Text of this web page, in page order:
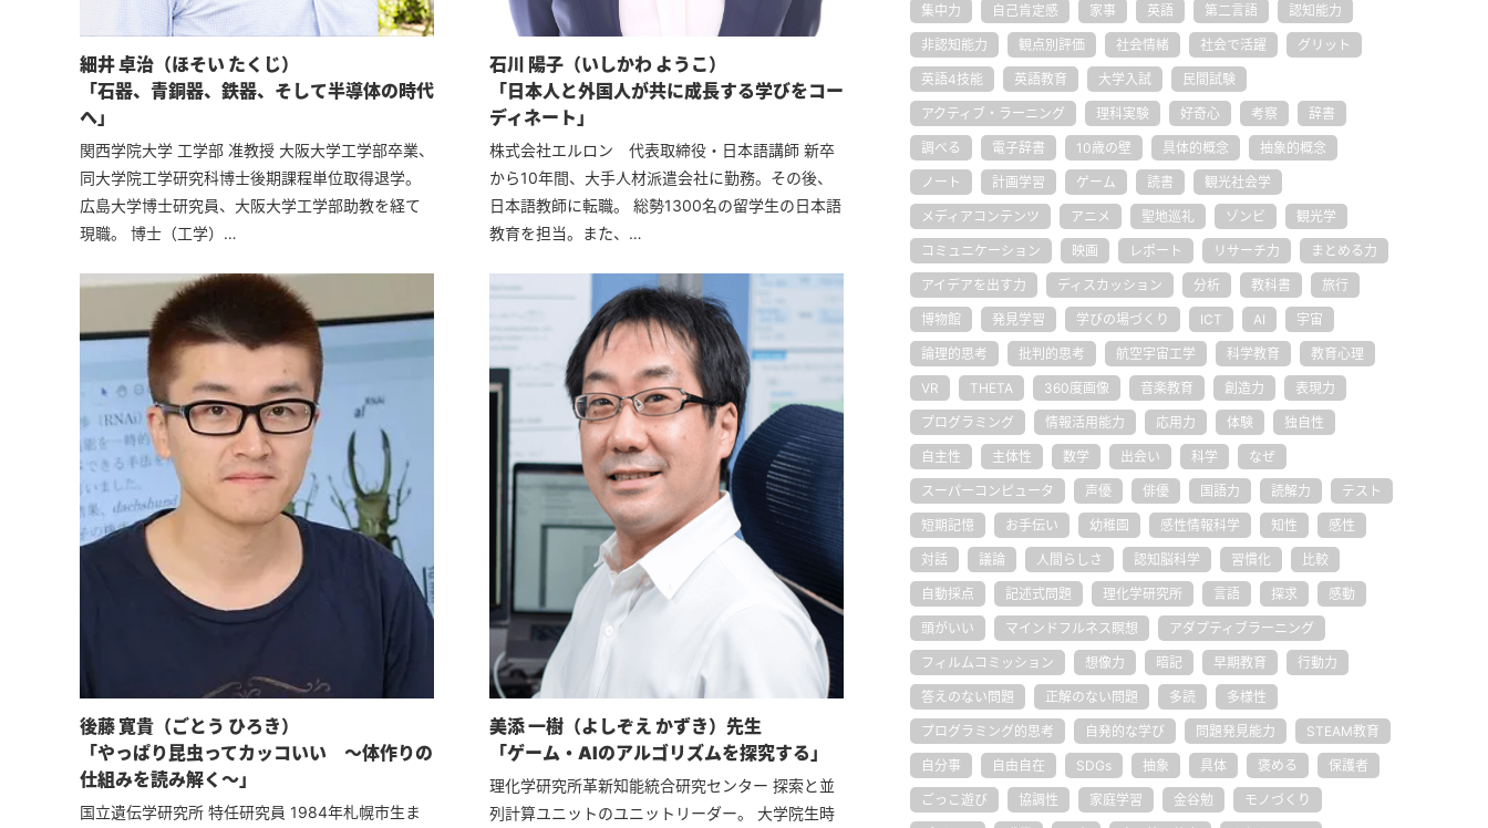
細井 卓治（ほそい たくじ）
「石器、青銅器、鉄器、そして半導体の時代
へ」
関西学院大学 工学部 准教授 大阪大学工学部卒業、
同大学院工学研究科博士後期課程単位取得退学。
広島大学博士研究員、大阪大学工学部助教を経て
現職。 博士（工学）…
石川 陽子（いしかわ ようこ）
「日本人と外国人が共に成長する学びをコー
ディネート」
株式会社エルロン 代表取締役・日本語講師 新卒
から10年間、大手人材派遣会社に勤務。その後、
日本語教師に転職。 総勢1300名の留学生の日本語
教育を担当。また、…
後藤 寛貴（ごとう ひろき）
「やっぱり昆虫ってカッコいい 〜体作りの
仕組みを読み解く〜」
国立遺伝学研究所 特任研究員 1984年札幌市生ま
美添 一樹（よしぞえ かずき）先生
「ゲーム・AIのアルゴリズムを探究する」
理化学研究所革新知能統合研究センター 探索と並
列計算ユニットのユニットリーダー。 大学院生時
集中力 自己肯定感 家事 英語 第二言語 認知能力
非認知能力 観点別評価 社会情緒 社会で活躍 グリット
英語4技能 英語教育 大学入試 民間試験
アクティブ・ラーニング 理科実験 好奇心 考察 辞書
調べる 電子辞書 10歳の壁 具体的概念 抽象的概念
ノート 計画学習 ゲーム 読書 観光社会学
メディアコンテンツ アニメ 聖地巡礼 ゾンビ 観光学
コミュニケーション 映画 レポート リサーチ力 まとめる力
アイデアを出す力 ディスカッション 分析 教科書 旅行
博物館 発見学習 学びの場づくり ICT AI 宇宙
論理的思考 批判的思考 航空宇宙工学 科学教育 教育心理
VR THETA 360度画像 音楽教育 創造力 表現力
プログラミング 情報活用能力 応用力 体験 独自性
自主性 主体性 数学 出会い 科学 なぜ
スーパーコンピュータ 声優 俳優 国語力 読解力 テスト
短期記憶 お手伝い 幼稚園 感性情報科学 知性 感性
対話 議論 人間らしさ 認知脳科学 習慣化 比較
自動採点 記述式問題 理化学研究所 言語 探求 感動
頭がいい マインドフルネス瞑想 アダプティブラーニング
フィルムコミッション 想像力 暗記 早期教育 行動力
答えのない問題 正解のない問題 多読 多様性
プログラミング的思考 自発的な学び 問題発見能力 STEAM教育
自分事 自由自在 SDGs 抽象 具体 褒める 保護者
ごっこ遊び 協調性 家庭学習 金谷勉 モノづくり